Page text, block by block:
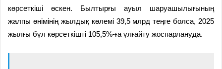
көрсеткіші өскен. Былтырғы ауыл шаруашылығының
жалпы өнімінің жылдық көлемі 39,5 млрд теңге болса, 2025
жылғы бұл көрсеткішті 105,5%-ға ұлғайту жоспарлануда.